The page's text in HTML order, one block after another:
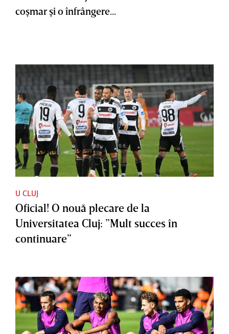
coşmar şi o înfrângere...
U CLUJ
Oficial! O nouă plecare de la
Universitatea Cluj: ”Mult succes în
continuare”